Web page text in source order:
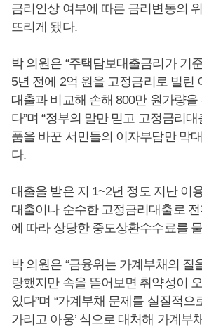
금리인상 여부에 따른 금리변동의
뜨리게 됐다.
박 의원은 “주택담보대출금리가 기
5년 전에 2억 원을 고정금리로 빌린
대출과 비교해 손해 800만 원가량을
다”며 “정부의 말만 믿고 고정금리
품을 바꾼 서민들의 이자부담만 막
다.
대출을 받은 지 1~2년 정도 지난 이
대출이나 순수한 고정금리대출로
에 따라 상당한 중도상환수수료를
박 의원은 “금융위는 가계부채의 질
랑했지만 속을 뜯어보면 취약성이
있다”며 “가계부채 문제를 실질적으
가리고 아웅’ 식으로 대처해 가계부